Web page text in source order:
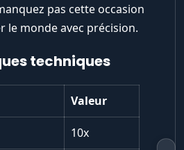
pas cette occasion
le monde avec précision.
techniques
Valeur
10x